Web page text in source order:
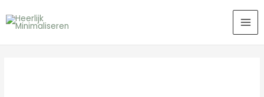
naar